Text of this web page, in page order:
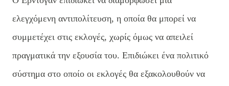
ελεγχόμενη αντιπολίτευση, η οποία θα μπορεί να
συμμετέχει στις εκλογές, χωρίς όμως να απειλεί
πραγματικά την εξουσία του. Επιδιώκει ένα πολιτικό
σύστημα στο οποίο οι εκλογές θα εξακολουθούν να